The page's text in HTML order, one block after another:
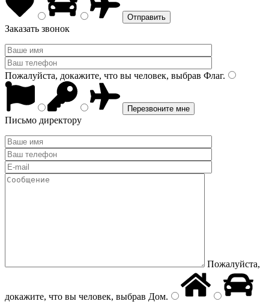
Заказать звонок
Пожалуйста, докажите, что вы человек, выбрав Флаг.
Письмо директору
Пожалуйста,
докажите, что вы человек, выбрав Дом.